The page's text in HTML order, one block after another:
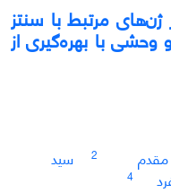
ژن‌های مرتبط با سنتز
وحشی با بهره‌گیری از
2
سید
4